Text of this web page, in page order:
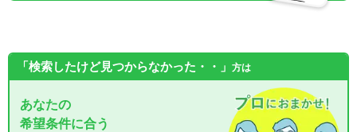
「検索したけど見つからなかった・・」 方は
あなたの
希望条件に合う